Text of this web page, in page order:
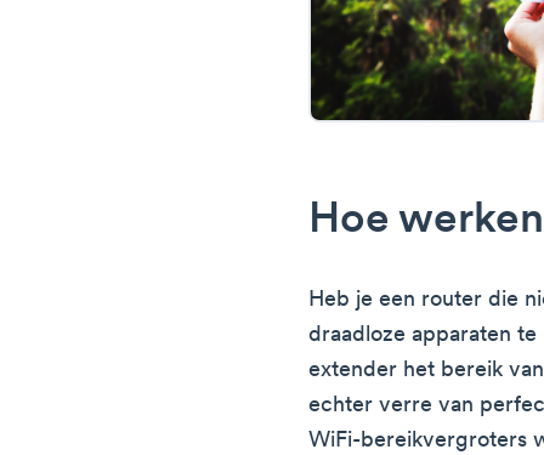
Hoe
Heb je een router die
draadloze apparaten
extender het bereik
echter verre van
WiFi-bereikvergroters